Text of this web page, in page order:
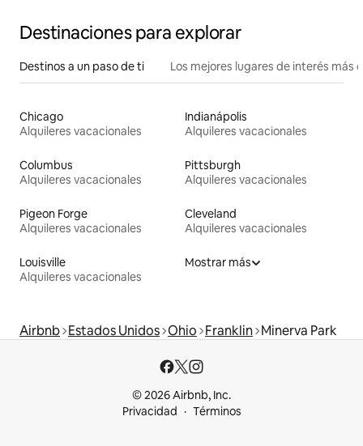
Destinaciones para explorar
Destinos a un paso de ti Los mejores lugares de interés más
Chicago
Alquileres vacacionales
Indianápolis
Alquileres vacacionales
Columbus
Alquileres vacacionales
Pittsburgh
Alquileres vacacionales
Pigeon Forge
Alquileres vacacionales
Cleveland
Alquileres vacacionales
Louisville
Alquileres vacacionales
Mostrar más
Airbnb Estados Unidos Ohio Franklin Minerva Park
© 2026 Airbnb, Inc.
Privacidad
Términos